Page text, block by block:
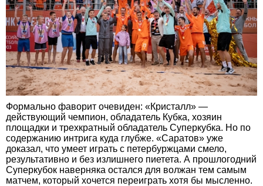
Формально фаворит очевиден: «Кристалл» —
действующий чемпион, обладатель Кубка, хозяин
площадки и трехкратный обладатель Суперкубка. Но по
содержанию интрига куда глубже. «Саратов» уже
доказал, что умеет играть с петербуржцами смело,
результативно и без излишнего пиетета. А прошлогодний
Суперкубок наверняка остался для волжан тем самым
матчем, который хочется переиграть хотя бы мысленно.